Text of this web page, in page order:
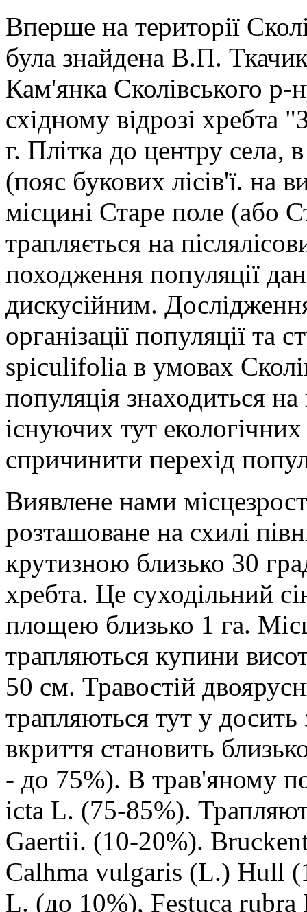
Вперше на території
була знайдена В.П.
Кам'янка Сколівського р-
східному відрозі хребта
г. Плітка до центру села,
(пояс букових лісів'ї. на
місцині Старе поле (або
трапляється на
походження популяції
дискусійним.
організації популяції та
spiculifolia в умовах
популяція знаходиться
існуючих тут
спричинити перехід
Виявлене нами
розташоване на схилі
крутизною близько 30
хребта. Це суходільний
площею близько 1 га.
трапляються купини
50 см. Травостій
трапляються тут у досить
вкриття становить
- до 75%). В трав'яному
icta L. (75-85%).
Gaertii. (10-20%).
Calhma vulgaris (L.) Hull
L. (до 10%), Festuca